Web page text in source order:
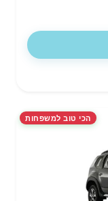
הכי טוב למשפחות